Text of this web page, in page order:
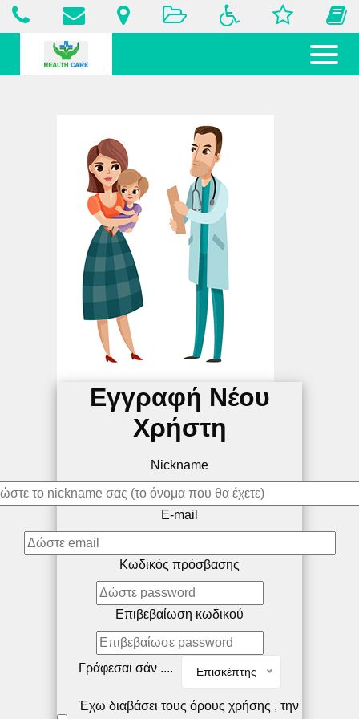
Εγγραφή Νέου
Χρήστη
Nickname
E-mail
Κωδικός πρόσβασης
Επιβεβαίωση κωδικού
Γράφεσαι σάν .... Επισκέπτης
Έχω διαβάσει τους όρους χρήσης , την